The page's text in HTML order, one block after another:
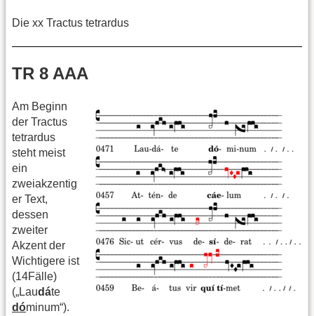
Die xx Tractus tetrardus
TR 8 AAA
Am Beginn
der Tractus
tetrardus
steht meist
ein
zweiakzentig
er Text,
dessen
zweiter
Akzent der
Wichtigere ist
(14Fälle)
(„Laudáte
dóminum“).